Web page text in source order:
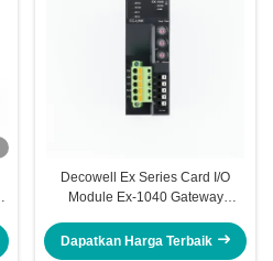
Decowell Ex Series Card I/O
Module Ex-1040 Gateway
Dapatkan Harga Terbaik